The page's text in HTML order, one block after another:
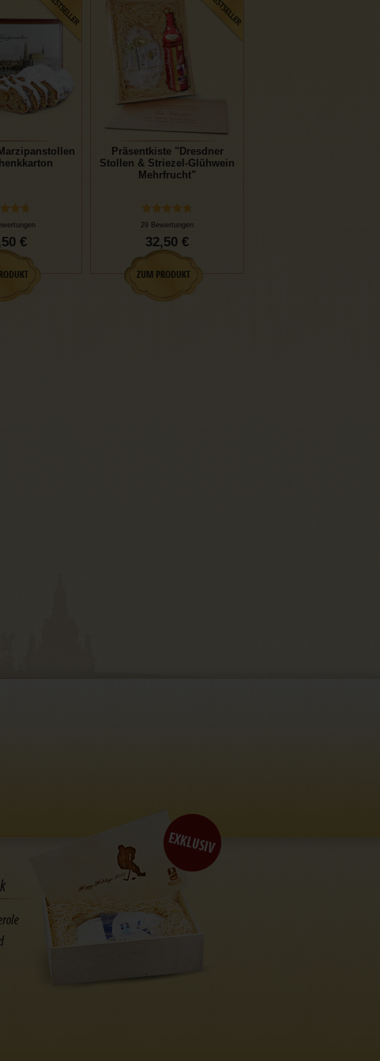
€
Präsentkiste "Dresdner
Stollen & Striezel-Glühwein
Mehrfrucht"
29 Bewertungen
32,50 €